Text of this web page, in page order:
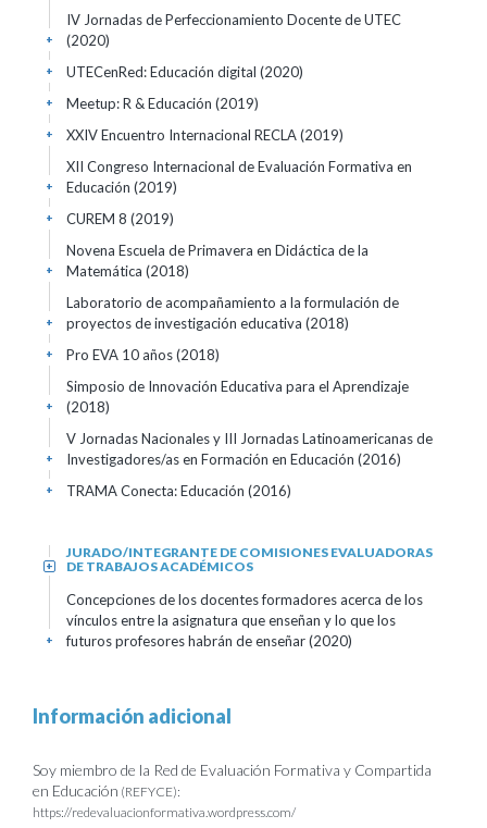
IV Jornadas de Perfeccionamiento Docente de UTEC
(2020)
+
UTECenRed: Educación digital (2020)
+
Meetup: R & Educación (2019)
+
XXIV Encuentro Internacional RECLA(2019)
+
XII Congreso Internacional de Evaluación Formativa en
Educación (2019)
+
CUREM 8 (2019)
+
Novena Escuela de Primavera en Didáctica de la
Matemática (2018)
+
Laboratorio de acompañamiento a la formulación de
proyectos de investigación educativa (2018)
+
Pro EVA 10 años(2018)
+
Simposio de Innovación Educativa para el Aprendizaje
(2018)
+
V Jornadas Nacionales y III Jornadas Latinoamericanas de
Investigadores/as en Formación en Educación (2016)
+
TRAMA Conecta: Educación (2016)
+
JURADO/INTEGRANTE DE COMISIONES EVALUADORAS
DE TRABAJOS ACADÉMICOS
+
Concepciones de los docentes formadores acerca de los
vínculos entre la asignatura que enseñan y lo que los
futuros profesores habrán de enseñar(2020)
+
Información adicional
Soy miembro de la Red de Evaluación Formativa y Compartida
en Educación (REFYCE):
https://redevaluacionformativa.wordpress.com/